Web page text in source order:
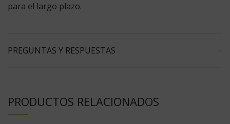
para el largo plazo.
PREGUNTAS Y RESPUESTAS
PRODUCTOS RELACIONADOS